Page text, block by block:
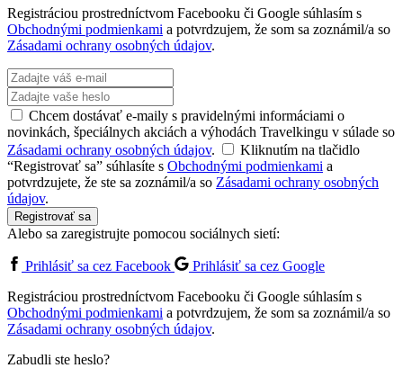
Registráciou prostredníctvom Facebooku či Google súhlasím s
Obchodnými podmienkami a potvrdzujem, že som sa zoznámil/a so
Zásadami ochrany osobných údajov.
Chcem dostávať e-maily s pravidelnými informáciami o
novinkách, špeciálnych akciách a výhodách Travelkingu v súlade so
Zásadami ochrany osobných údajov.
Kliknutím na tlačidlo
“Registrovať sa” súhlasíte s Obchodnými podmienkami a
potvrdzujete, že ste sa zoznámil/a so Zásadami ochrany osobných
údajov.
Registrovať sa
Alebo sa zaregistrujte pomocou sociálnych sietí:
Prihlásiť sa cez Facebook
Prihlásiť sa cez Google
Registráciou prostredníctvom Facebooku či Google súhlasím s
Obchodnými podmienkami a potvrdzujem, že som sa zoznámil/a so
Zásadami ochrany osobných údajov.
Zabudli ste heslo?